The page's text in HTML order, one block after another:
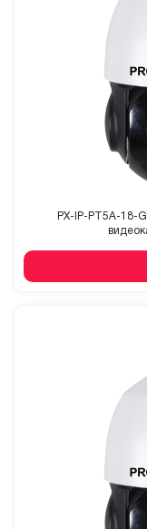
PX-IP-PT5A-18-